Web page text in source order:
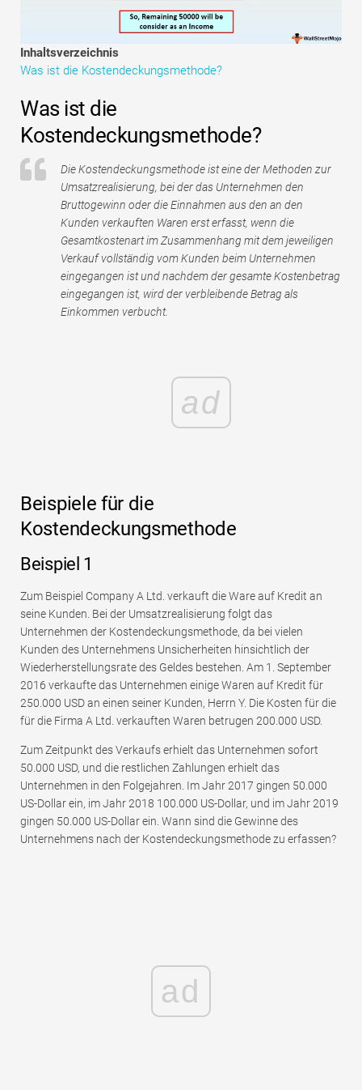
Tutorials zur Finanzmodellierung
Vollständige Form
Inhaltsverzeichnis
Was ist die Kostendeckungsmethode?
Was ist die
Kostendeckungsmethode?
Die Kostendeckungsmethode ist eine der Methoden zur
Umsatzrealisierung, bei der das Unternehmen den
Bruttogewinn oder die Einnahmen aus den an den
Kunden verkauften Waren erst erfasst, wenn die
Gesamtkostenart im Zusammenhang mit dem jeweiligen
Verkauf vollständig vom Kunden beim Unternehmen
eingegangen ist und nachdem der gesamte Kostenbetrag
eingegangen ist, wird der verbleibende Betrag als
Einkommen verbucht.
ad
Beispiele für die
Kostendeckungsmethode
Beispiel 1
Zum Beispiel Company A Ltd. verkauft die Ware auf Kredit an
seine Kunden. Bei der Umsatzrealisierung folgt das
Unternehmen der Kostendeckungsmethode, da bei vielen
Kunden des Unternehmens Unsicherheiten hinsichtlich der
Wiederherstellungsrate des Geldes bestehen. Am 1. September
2016 verkaufte das Unternehmen einige Waren auf Kredit für
250.000 USD an einen seiner Kunden, Herrn Y. Die Kosten für die
für die Firma A Ltd. verkauften Waren betrugen 200.000 USD.
Zum Zeitpunkt des Verkaufs erhielt das Unternehmen sofort
50.000 USD, und die restlichen Zahlungen erhielt das
Unternehmen in den Folgejahren. Im Jahr 2017 gingen 50.000
US-Dollar ein, im Jahr 2018 100.000 US-Dollar, und im Jahr 2019
gingen 50.000 US-Dollar ein. Wann sind die Gewinne des
Unternehmens nach der Kostendeckungsmethode zu erfassen?
ad